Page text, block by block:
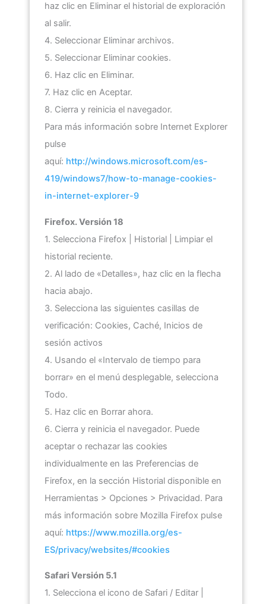
haz clic en Eliminar el historial de exploración
al salir.
4. Seleccionar Eliminar archivos.
5. Seleccionar Eliminar cookies.
6. Haz clic en Eliminar.
7. Haz clic en Aceptar.
8. Cierra y reinicia el navegador.
Para más información sobre Internet Explorer
pulse
aquí: http://windows.microsoft.com/es-
419/windows7/how-to-manage-cookies-
in-internet-explorer-9
Firefox. Versión 18
1. Selecciona Firefox | Historial | Limpiar el
historial reciente.
2. Al lado de «Detalles», haz clic en la flecha
hacia abajo.
3. Selecciona las siguientes casillas de
verificación: Cookies, Caché, Inicios de
sesión activos
4. Usando el «Intervalo de tiempo para
borrar» en el menú desplegable, selecciona
Todo.
5. Haz clic en Borrar ahora.
6. Cierra y reinicia el navegador. Puede
aceptar o rechazar las cookies
individualmente en las Preferencias de
Firefox, en la sección Historial disponible en
Herramientas > Opciones > Privacidad. Para
más información sobre Mozilla Firefox pulse
aquí: https://www.mozilla.org/es-
ES/privacy/websites/#cookies
Safari Versión 5.1
1. Selecciona el icono de Safari / Editar |